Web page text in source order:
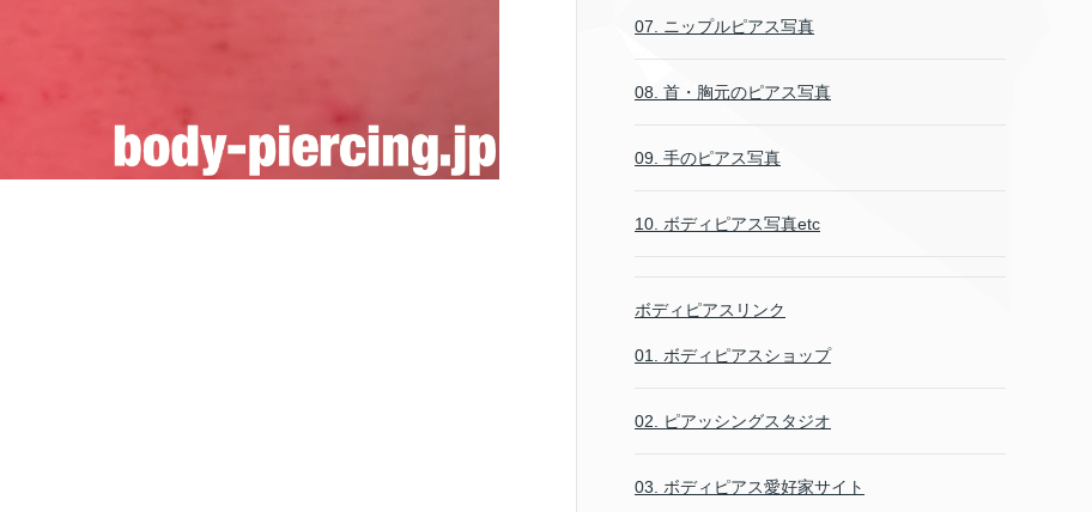
07. ニップルピアス写真
08. 首・胸元のピアス写真
09. 手のピアス写真
10. ボディピアス写真etc
ボディピアスリンク
01. ボディピアスショップ
02. ピアッシングスタジオ
03. ボディピアス愛好家サイト